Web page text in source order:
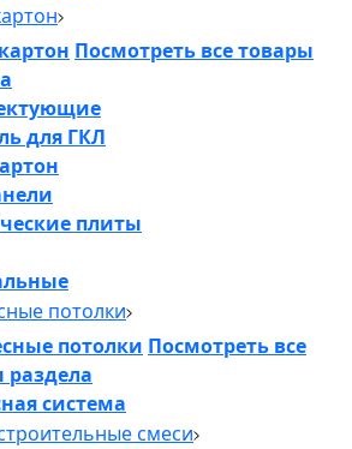
Посмотреть все товары
для ГКЛ
плиты
потолки
потолки Посмотреть все
раздела
система
смеси